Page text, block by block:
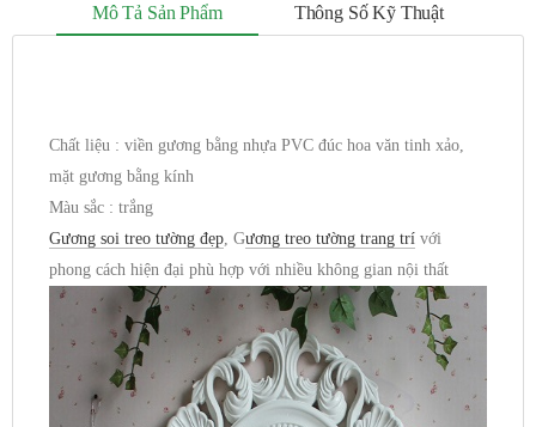
Mô Tả Sản Phẩm Thông Số Kỹ Thuật
Chất liệu : viền gương bằng nhựa PVC đúc hoa văn tinh xảo,
mặt gương bằng kính
Màu sắc : trắng
Gương soi treo tường đẹp, Gương treo tường trang trí với
phong cách hiện đại phù hợp với nhiều không gian nội thất